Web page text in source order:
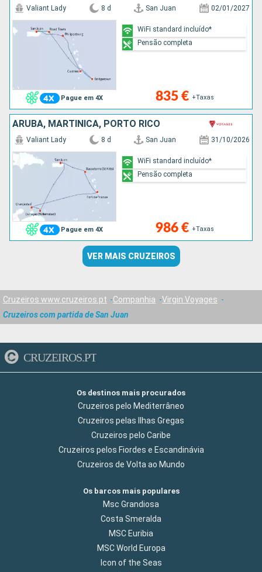
Pague em 4X
Valiant Lady 8 d San Juan 02/01/2027
835 € +Taxas
WiFi standard incluído*
Pensão completa
ARUBA, MARTINICA, PORTO RICO
Pague em 4X
Valiant Lady 8 d San Juan 31/10/2026
986 € +Taxas
WiFi standard incluído*
Pensão completa
VER MAIS CRUZEIROS
Cruzeiros www.cruzeiros.pt Companhia
Virgin Voyages
Cruzeiros com partida de San Juan
CRUZEIROS.PT
Os destinos mais procurados
Cruzeiros pelo Mediterrâneo
Cruzeiros pelas Ilhas Gregas
Cruzeiros pelo Caribe
Cruzeiros pelos Fiordes e Escandinávia
Cruzeiros de Volta ao Mundo
Os barcos mais populares
Msc Grandiosa
Costa Smeralda
MSC Euribia
MSC World Europa
Icon of the Seas